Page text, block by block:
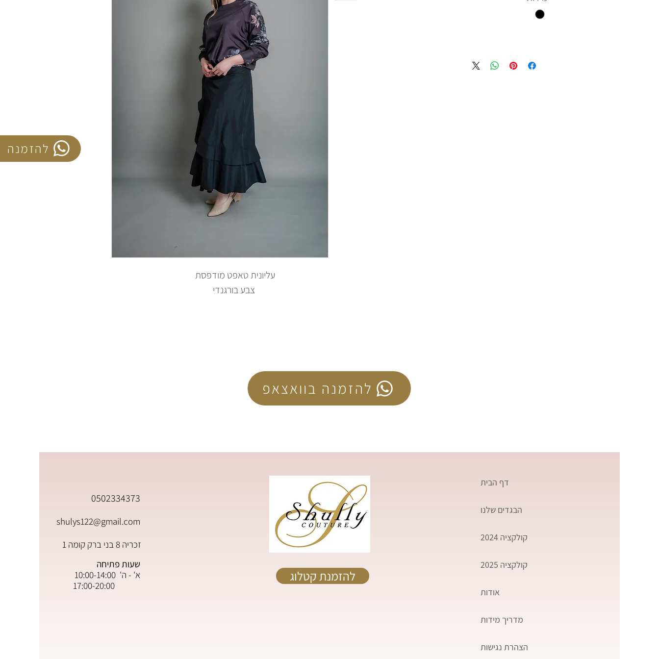
להזמנה
עליונית טאפט מודפסת
צבע בורגנדי
להזמנה בוואצאפ
0502334373
shulys122@gmail.com
זכריה 8 בני ברק קומה 1
שעות פתיחה
א' - ה' 10:00-14:00
17:00-20:00
להזמנת קטלוג
דף הבית
הבגדים שלנו
קולקציה 2024
קולקציה 2025
אודות
מדריך מידות
הצהרת נגישות